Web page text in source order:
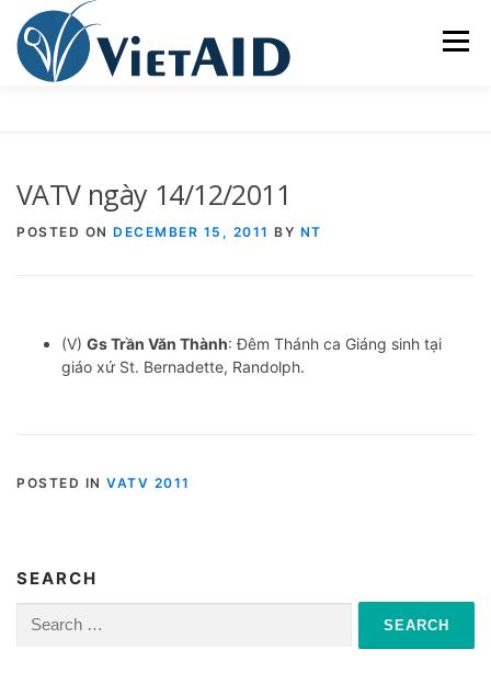
content
Menu
TRUNG TÂM CỘNG ĐỒNG SINH HOẠT
VATV ngày 14/12/2011
POSTED ON DECEMBER 15, 2011 BY NT
(V) Gs Trần Văn Thành: Đêm Thánh ca Giáng sinh tại
giáo xứ St. Bernadette, Randolph.
POSTED IN VATV 2011
SEARCH
Search
for: